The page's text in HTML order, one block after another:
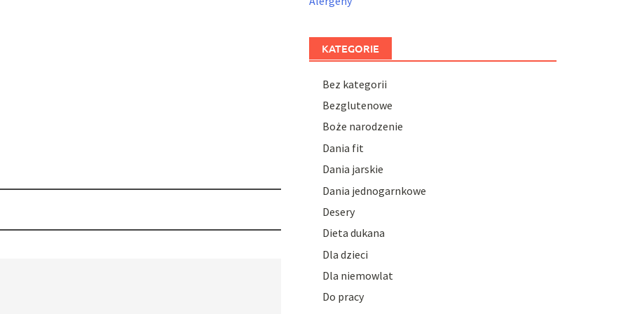
KATEGORIE
Bez kategorii
Bezglutenowe
Boże narodzenie
Dania fit
Dania jarskie
Dania jednogarnkowe
Desery
Dieta dukana
Dla dzieci
Dla niemowlat
Do pracy